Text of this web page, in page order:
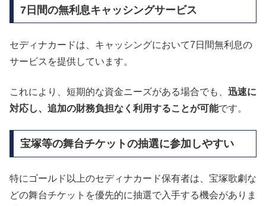
7日間の無利息キャッシングサービス
セディナカードは、キャッシングにおいて7日間無利息の
サービスを提供しています。
これにより、短期的な資金ニーズがある場合でも、 迅速に
対応し、追加の財務負担なく利用することが可能です。
宝塚等の舞台チケットの抽選に参加しやすい
特にゴールド以上のセディナカード保有者は、宝塚歌劇な
どの舞台チケットを優先的に抽選で入手する機会がありま